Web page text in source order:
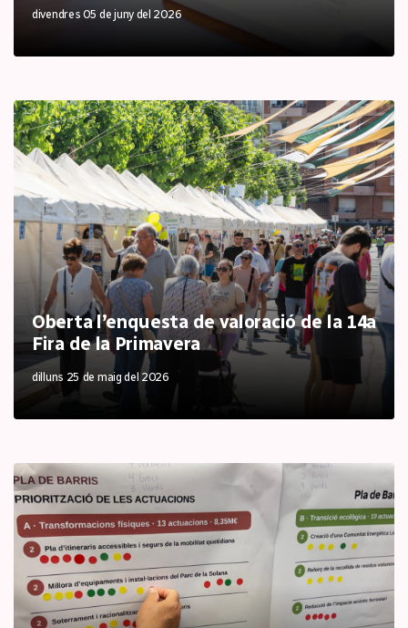
divendres 05 de juny del 2026
Oberta l’enquesta de valoració de la 14a
Fira de la Primavera
dilluns 25 de maig del 2026